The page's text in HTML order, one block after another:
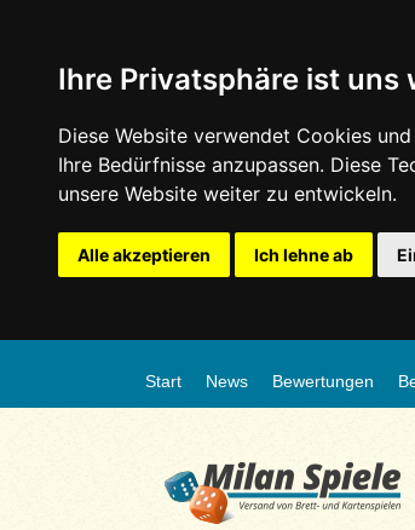
Ihre Privatsphäre ist uns
Diese Website verwendet Cookies
Ihre Bedürfnisse anzupassen. Diese
unsere Website weiter zu entwickeln.
Alle akzeptieren Ich lehne ab
Start News Bewertungen